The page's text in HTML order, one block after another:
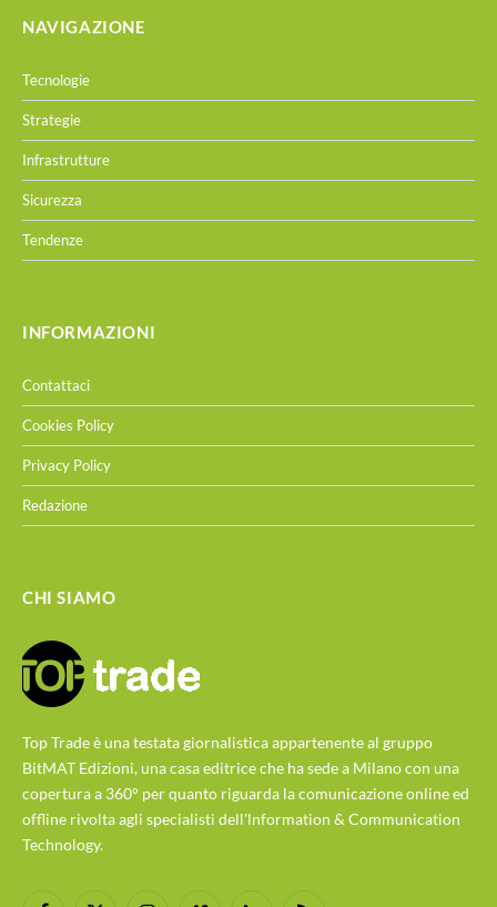
NAVIGAZIONE
Tecnologie
Strategie
Infrastrutture
Sicurezza
Tendenze
INFORMAZIONI
Contattaci
Cookies Policy
Privacy Policy
Redazione
CHI SIAMO
Top Trade è una testata giornalistica appartenente al gruppo
BitMAT Edizioni, una casa editrice che ha sede a Milano con una
copertura a 360° per quanto riguarda la comunicazione online ed
offline rivolta agli specialisti dell'lnformation & Communication
Technology.